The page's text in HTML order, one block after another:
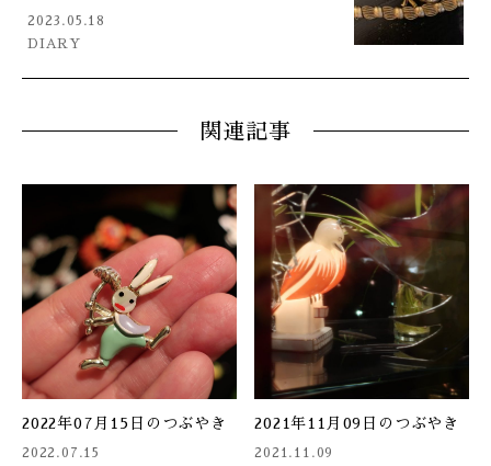
2023.05.18
DIARY
関連記事
2022年07月15日のつぶやき
2022.07.15
2021年11月09日のつぶやき
2021.11.09